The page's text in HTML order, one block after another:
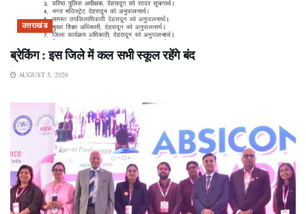
उत्तराखंड
ब्रेकिंग : इस जिले में कल सभी स्कूल रहेंगे बंद
AUGUST 5, 2026